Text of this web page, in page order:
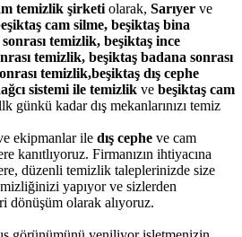
temizlik şirketi olarak, Sarıyer ve
cam silme, beşiktaş bina
temizlik, beşiktaş ince
temizlik, beşiktaş badana sonrası
temizlik,beşiktaş dış cephe
sistemi ile temizlik ve beşiktaş cam
günkü kadar dış mekanlarınızı temiz
ekipmanlar ile dış cephe ve cam
kanıtlıyoruz. Firmanızın ihtiyacına
düzenli temizlik taleplerinizde size
yapıyor ve sizlerden
dönüşüm olarak alıyoruz.